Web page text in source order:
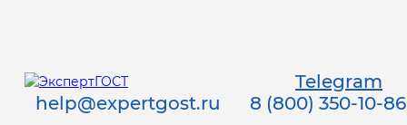
Telegram
help@expertgost.ru
8 (800) 350-10-86